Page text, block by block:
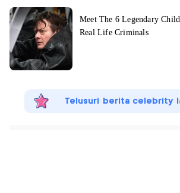
Telusuri berita celebrity